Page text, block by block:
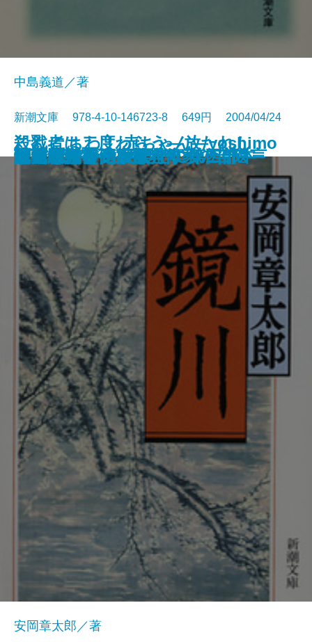
こんにちわ！ 赤ちゃん―yoshimo
tobanana.com4―
第四解剖室
幸運の25セント硬貨
氷雨心中
桶川ストーカー殺人事件――遺言
血の騒ぎを聴け
殺戮者は二度わらう―放たれし
業、跳梁跋扈の9事件―
まだ遠い光―家族狩り 第五部―
水の翼
働くことがイヤな人のための本
中島義道／著
新潮文庫 978-4-10-146723-8 649円 2004/04/24
鏡川
安岡章太郎／著
巡礼者たち―家族狩り 第四部―
超・殺人事件―推理作家の苦悩―
琉球布紀行
芭蕉紀行
ヴァンサンカンまでに
マンボウ 遺言状
贈られた手―家族狩り 第三部―
歴史をかえた誤訳
しゃばけ